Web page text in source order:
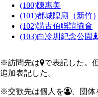
(100)陳惠美
(101)都城隍廟（新竹）
(102)講古伯聨誼協會
(103)白冷圳紀念公園
※訪問先は で表記した。
追加表記した。
※交歓先は個人を 、団体